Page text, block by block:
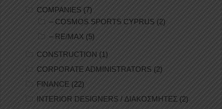
COMPANIES (7)
– COSMOS SPORTS CYPRUS (2)
– RE/MAX (5)
CONSTRUCTION (1)
CORPORATE ADMINISTRATORS (2)
FINANCE (22)
INTERIOR DESIGNERS / ΔΙΑΚΟΣΜΗΤΕΣ (2)